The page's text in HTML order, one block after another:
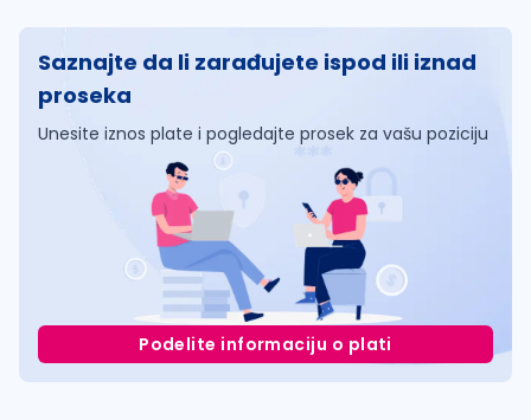
Saznajte da li zarađujete ispod ili iznad
proseka
Unesite iznos plate i pogledajte prosek za vašu poziciju
Podelite informaciju o plati